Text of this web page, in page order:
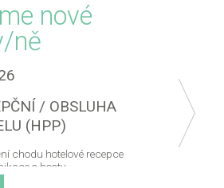
nové
ně
/ OBSLUHA
(HPP)
chodu hotelové recepce
s hosty